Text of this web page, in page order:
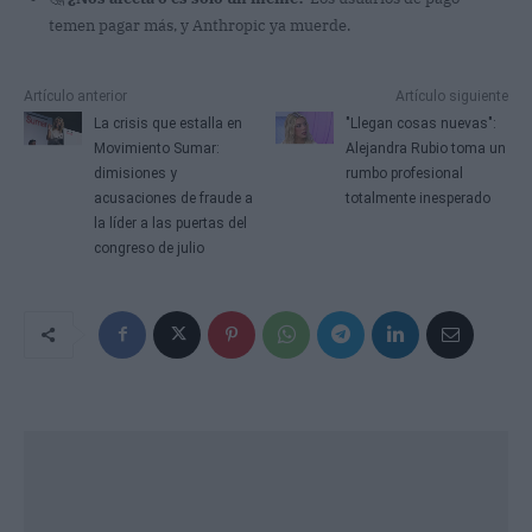
temen pagar más, y Anthropic ya muerde.
Artículo anterior
La crisis que estalla en
Movimiento Sumar:
dimisiones y
acusaciones de fraude a
la líder a las puertas del
congreso de julio
Artículo siguiente
"Llegan cosas nuevas":
Alejandra Rubio toma un
rumbo profesional
totalmente inesperado